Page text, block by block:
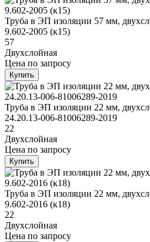
Труба в ЭП изоляции 57 мм,
9.602-2005 (к15)
57
Двухслойная
Цена по запросу
Купить
Труба в ЭП изоляции 22 мм,
24.20.13-006-81006289-2019
22
Двухслойная
Цена по запросу
Купить
Труба в ЭП изоляции 22 мм,
9.602-2016 (к18)
22
Двухслойная
Цена по запросу